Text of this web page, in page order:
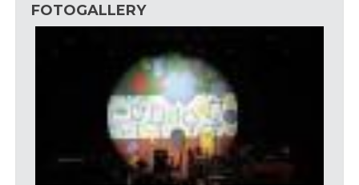
FOTOGALLERY